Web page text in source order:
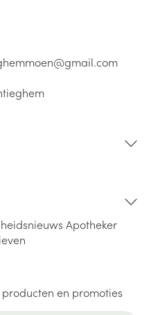
gmail.com
Apotheker
en promoties